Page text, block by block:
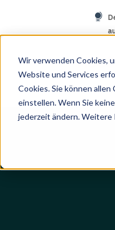
Wir verwenden Cookies,
Website und Services
Cookies. Sie können
einstellen. Wenn Sie
jederzeit ändern.